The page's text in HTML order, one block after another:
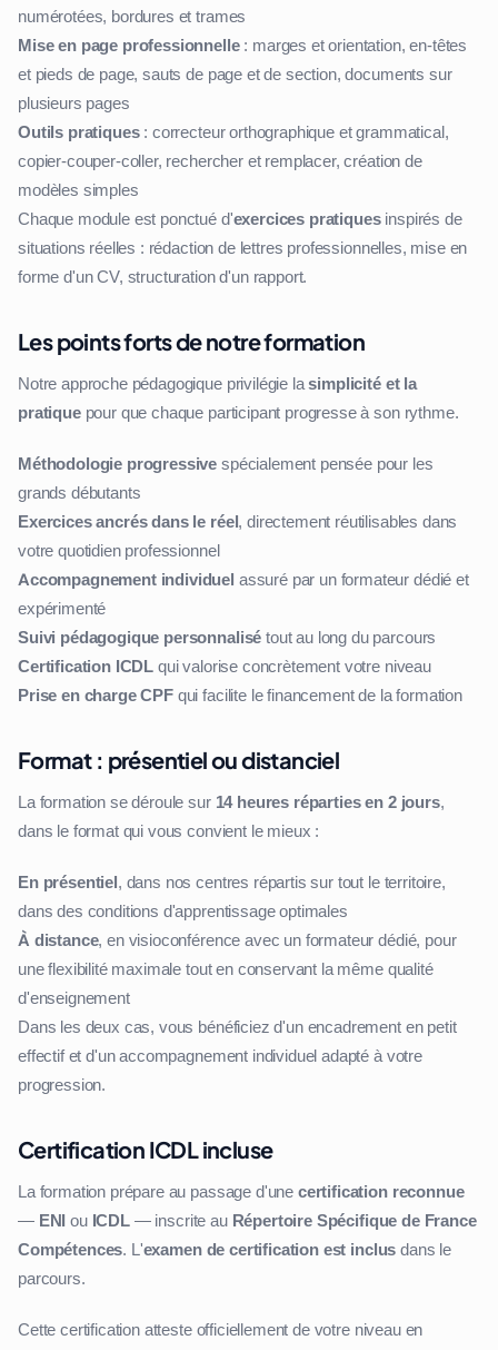
numérotées, bordures et trames
Mise en page professionnelle: marges et orientation, en-têtes
et pieds de page, sauts de page et de section, documents sur
plusieurs pages
Outils pratiques: correcteur orthographique et grammatical,
copier-couper-coller, rechercher et remplacer, création de
modèles simples
Chaque module est ponctué d'exercices pratiquesinspirés de
situations réelles : rédaction de lettres professionnelles, mise en
forme d'un CV, structuration d'un rapport.
Les points forts de notre formation
Notre approche pédagogique privilégie lasimplicité et la
pratiquepour que chaque participant progresse à son rythme.
Méthodologie progressive spécialement pensée pour les
grands débutants
Exercices ancrés dans le réel, directement réutilisables dans
votre quotidien professionnel
Accompagnement individuel assuré par un formateur dédié et
expérimenté
Suivi pédagogique personnalisé tout au long du parcours
Certification ICDL qui valorise concrètement votre niveau
Prise en charge CPFqui facilite le financement de la formation
Format : présentiel ou distanciel
La formation se déroule sur 14 heures réparties en 2 jours,
dans le format qui vous convient le mieux :
En présentiel, dans nos centres répartis sur tout le territoire,
dans des conditions d'apprentissage optimales
À distance, en visioconférence avec un formateur dédié, pour
une flexibilité maximale tout en conservant la même qualité
d'enseignement
Dans les deux cas, vous bénéficiez d'un encadrement en petit
effectif et d'un accompagnement individuel adapté à votre
progression.
Certification ICDL incluse
La formation prépare au passage d'une certification reconnue
— ENI ou ICDL— inscrite au Répertoire Spécifique de France
Compétences. L'examen de certification est inclus dans le
parcours.
Cette certification atteste officiellement de votre niveau en